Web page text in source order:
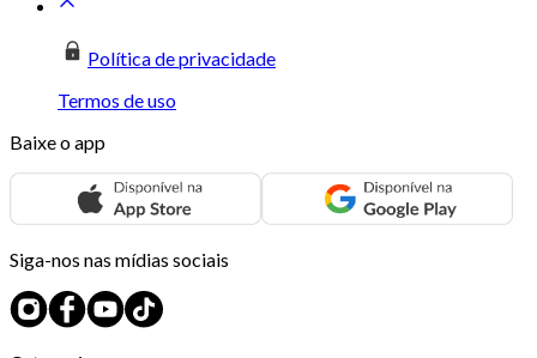
Política de privacidade
Termos de uso
Baixe o app
Siga-nos nas mídias sociais